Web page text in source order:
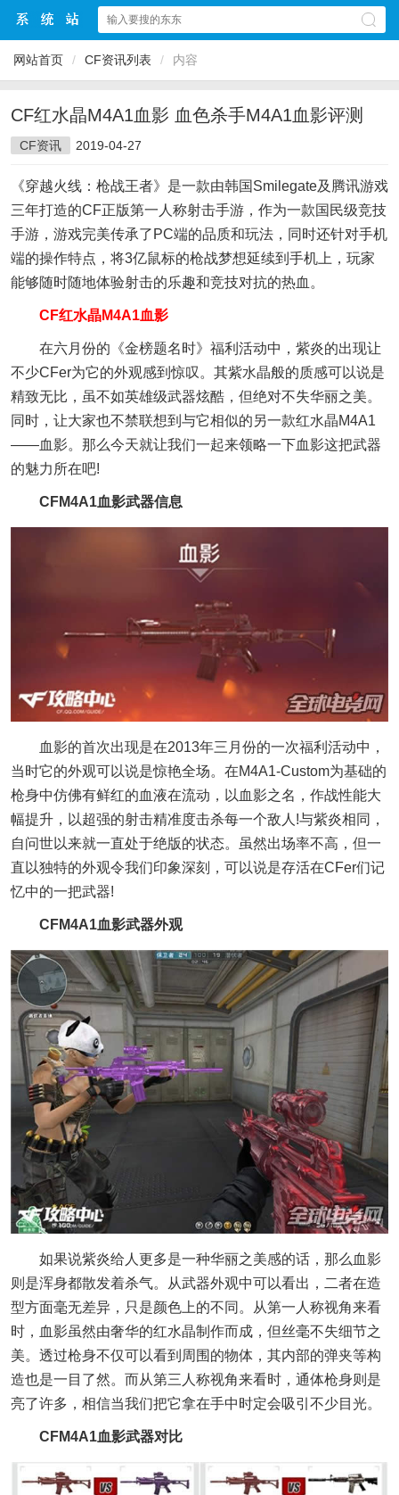
网站首页 / CF资讯列表 / 内容
CF红水晶M4A1血影 血色杀手M4A1血影评测
CF资讯 2019-04-27
《穿越火线：枪战王者》是一款由韩国Smilegate及腾讯游戏
三年打造的CF正版第一人称射击手游，作为一款国民级竞技
手游，游戏完美传承了PC端的品质和玩法，同时还针对手机
端的操作特点，将3亿鼠标的枪战梦想延续到手机上，玩家
能够随时随地体验射击的乐趣和竞技对抗的热血。
CF红水晶M4A1血影
在六月份的《金榜题名时》福利活动中，紫炎的出现让
不少CFer为它的外观感到惊叹。其紫水晶般的质感可以说是
精致无比，虽不如英雄级武器炫酷，但绝对不失华丽之美。
同时，让大家也不禁联想到与它相似的另一款红水晶M4A1
——血影。那么今天就让我们一起来领略一下血影这把武器
的魅力所在吧!
CFM4A1血影武器信息
血影的首次出现是在2013年三月份的一次福利活动中，
当时它的外观可以说是惊艳全场。在M4A1-Custom为基础的
枪身中仿佛有鲜红的血液在流动，以血影之名，作战性能大
幅提升，以超强的射击精准度击杀每一个敌人!与紫炎相同，
自问世以来就一直处于绝版的状态。虽然出场率不高，但一
直以独特的外观令我们印象深刻，可以说是存活在CFer们记
忆中的一把武器!
CFM4A1血影武器外观
如果说紫炎给人更多是一种华丽之美感的话，那么血影
则是浑身都散发着杀气。从武器外观中可以看出，二者在造
型方面毫无差异，只是颜色上的不同。从第一人称视角来看
时，血影虽然由奢华的红水晶制作而成，但丝毫不失细节之
美。透过枪身不仅可以看到周围的物体，其内部的弹夹等构
造也是一目了然。而从第三人称视角来看时，通体枪身则是
亮了许多，相信当我们把它拿在手中时定会吸引不少目光。
CFM4A1血影武器对比